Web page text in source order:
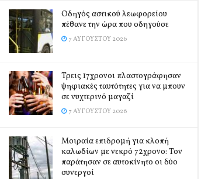
Οδηγός αστικού λεωφορείου
πέθανε την ώρα που οδηγούσε
7 ΑΥΓΟΎΣΤΟΥ 2026
Τρεις 17χρονοι πλαστογράφησαν
ψηφιακές ταυτότητες για να μπουν
σε νυχτερινό μαγαζί
7 ΑΥΓΟΎΣΤΟΥ 2026
Μοιραία επιδρομή για κλοπή
καλωδίων με νεκρό 72χρονο: Τον
παράτησαν σε αυτοκίνητο οι δύο
συνεργοί